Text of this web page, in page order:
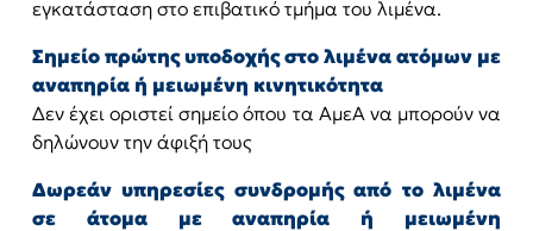
εγκατάσταση στο επιβατικό τμήμα του λιμένα.
Σημείο πρώτης υποδοχής στο λιμένα ατόμων με
αναπηρία ή μειωμένη κινητικότητα
Δεν έχει οριστεί σημείο όπου τα ΑμεΑ να μπορούν να
δηλώνουν την άφιξή τους
Δωρεάν υπηρεσίες συνδρομής από το λιμένα
σε άτομα με αναπηρία ή μειωμένη